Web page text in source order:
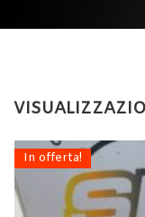
In offerta!